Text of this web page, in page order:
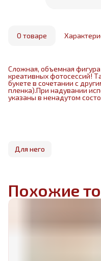
О товаре
Сложная, объемная
креативных фотосессий!
букете в сочетании с
пленка).При надувании
указаны в ненадутом
Для него
Похожие